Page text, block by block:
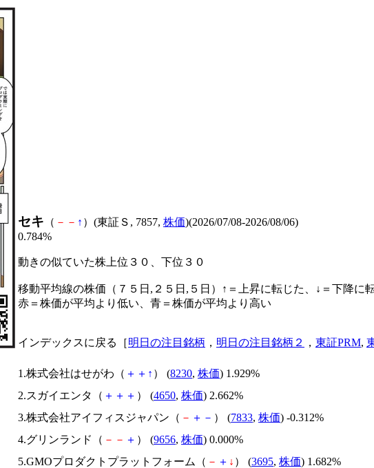
セキ （ － － ↑ ）(東証Ｓ, 7857, 株価)(2026/07/08-2026/08/06)
0.784%
動きの似ていた株上位３０、下位３０
移動平均線の株価（７５日,２５日,５日）↑＝上昇に転じた、↓＝下降に
赤＝株価が平均より低い、青＝株価が平均より高い
インデックスに戻る［明日の注目銘柄 ， 明日の注目銘柄２ ， 東証PRM,
1.株式会社はせがわ（ ＋ ＋ ↑ ） (8230, 株価) 1.929%
2.スガイエンタ（ ＋ ＋ ＋ ） (4650, 株価) 2.662%
3.株式会社アイフィスジャパン（ － ＋ － ） (7833, 株価) -0.312%
4.グリンランド（ － － ＋ ） (9656, 株価) 0.000%
5.GMOプロダクトプラットフォーム（ － ＋ ↓ ） (3695, 株価) 1.682%